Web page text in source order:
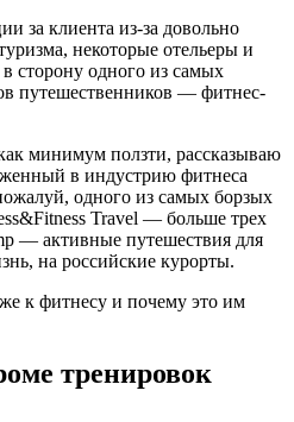
за клиента из-за довольно
некоторые отельеры и
сторону одного из самых
путешественников — фитнес-
минимум ползти, рассказываю
в индустрию фитнеса
одного из самых борзых
Travel — больше трех
— активные путешествия для
на российские курорты.
тренировок